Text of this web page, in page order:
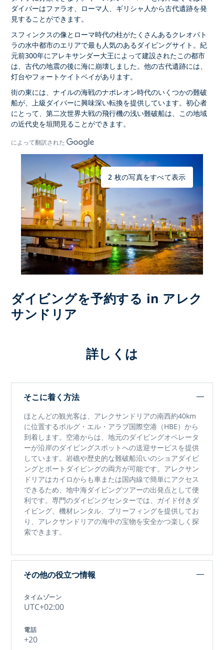
ダイバーはファラオ、ローマ人、ギリシャ人から古代遺跡を発
見することができます。
スフィンクスの像とローマ時代の柱がたくさんあるクレオパト
ラの水中都市のエリアで最も人気のあるダイビングサイト。紀
元前300年にアレキサンダー大王によって建設されたこの都市
は、古代の地震の後に海に崩壊しました。他の古代遺跡には、
灯台やフォートケイトベイがあります。
街の東には、ナイルの海戦のナポレオン時代のいくつかの難破
船が、上級ダイバーに興味深い転換を提供しています。初心者
にとって、第二次世界大戦の飛行機の浅い難破船は、この地域
の近代史を垣間見ることができます。
によって翻訳された
2 枚の写真をすべて表示
ダイビングを予約する in アレク
サンドリア
詳しくは
そこに着く方法
ほとんどの観光客は、アレクサンドリアの南西約40km
に位置するボルグ・エル・アラブ国際空港（HBE）から
到着します。空港からは、地元のダイビングオペレータ
ーが沿岸のダイビングスポットへの送迎サービスを提供
しています。岩礁や歴史的な難破船沿いのショアダイビ
ングとボートダイビングの両方が可能です。アレクサン
ドリアはカイロからも車または国内線で簡単にアクセス
できるため、地中海ダイビングツアーの出発点として便
利です。専門のダイビングセンターでは、ガイド付きダ
イビング、機材レンタル、ブリーフィングを提供してお
り、アレクサンドリアの海中の宝物を安全かつ楽しく探
索できます。
その他の役立つ情報
タイムゾーン
UTC+02:00
電話
+20